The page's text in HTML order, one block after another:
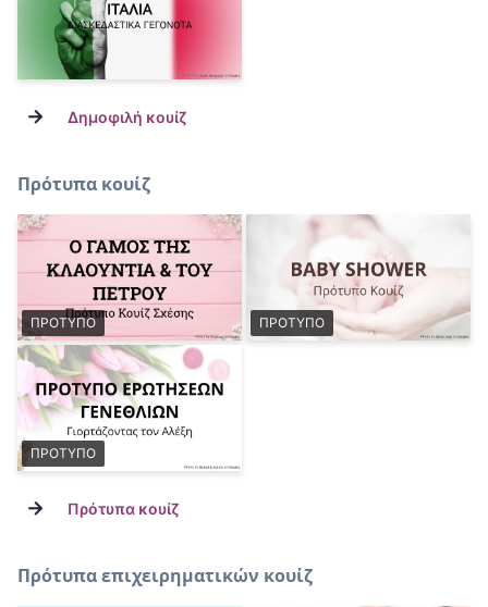
→ Δημοφιλή κουίζ
Πρότυπα κουίζ
ΠΡΟΤΥΠΟ ΠΡΟΤΥΠΟ
ΠΡΟΤΥΠΟ
→ Πρότυπα κουίζ
Πρότυπα επιχειρηματικών κουίζ